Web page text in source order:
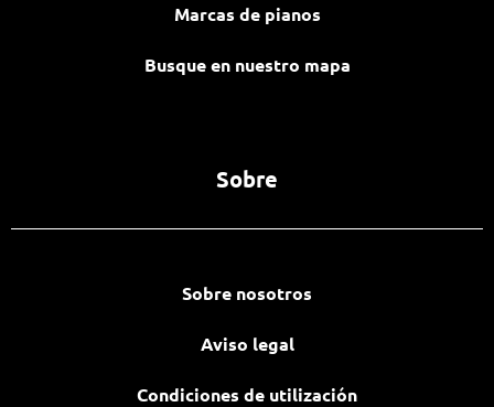
Marcas de pianos
Busque en nuestro mapa
Sobre
Sobre nosotros
Aviso legal
Condiciones de utilización